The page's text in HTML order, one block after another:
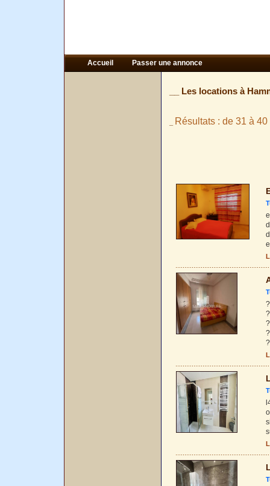
Accueil Passer une annonce
__ Les locations à
Résultats : de 31 à